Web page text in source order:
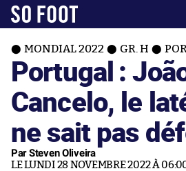
MONDIAL 2022 GR. H
Portugal :
Cancelo, le
ne sait pas
Par Steven Oliveira
LE LUNDI 28 NOVEMBRE 2022 À